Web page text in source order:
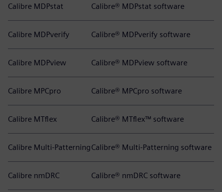
Calibre MDPstat Calibre® MDPstat software
Calibre MDPverify Calibre® MDPverify software
Calibre MDPview Calibre® MDPview software
Calibre MPCpro Calibre® MPCpro software
Calibre MTflex Calibre® MTflex™ software
Calibre Multi-PatterningCalibre® Multi-Patterning software
Calibre nmDRC Calibre® nmDRC software